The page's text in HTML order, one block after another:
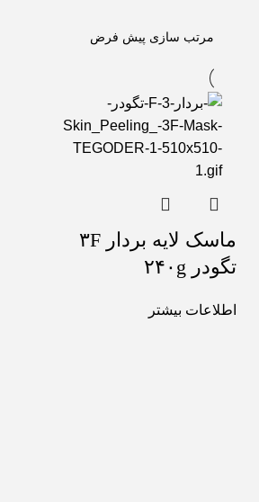
ماسک لایه بردار ۳F
تگودر ۲۴۰g
اطلاعات بیشتر